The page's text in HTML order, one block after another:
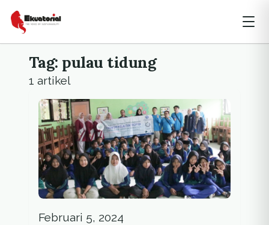
Tag: pulau tidung
1 artikel
Februari 5, 2024